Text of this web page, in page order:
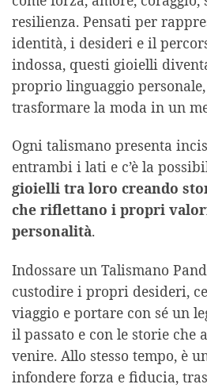
resilienza. Pensati per
identità, i desideri e il
indossa, questi gioielli
proprio linguaggio
trasformare la moda in un
Ogni talismano presenta
entrambi i lati e c’è la
gioielli tra loro creando
che riflettano i propri
personalità.
Indossare un Talismano
custodire i propri desideri,
viaggio e portare con sé un
il passato e con le storie che
venire. Allo stesso tempo, è
infondere forza e fiducia,